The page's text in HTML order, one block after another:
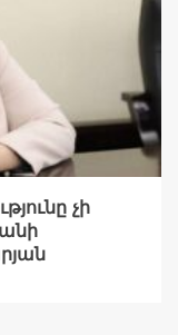
չի